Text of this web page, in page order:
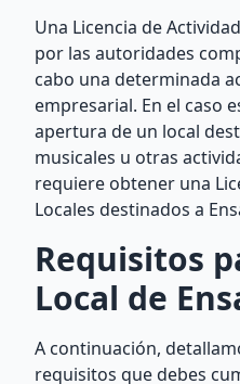
Una Licencia de
por las autoridades
cabo una determinada
empresarial. En el caso
apertura de un local
musicales u otras
requiere obtener una
Locales destinados a
Requisitos
Local de
A continuación,
requisitos que debes